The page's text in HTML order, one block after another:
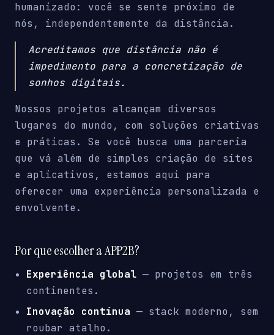
humanizado: você se sente próximo de
nós, independentemente da distância.
Acreditamos que distância não é
impedimento para a concretização de
sonhos digitais.
Nossos projetos alcançam diversos
lugares do mundo, com soluções criativas
e práticas. Se você busca uma parceria
que vá além de simples criação de sites
e aplicativos, estamos aqui para
oferecer uma experiência personalizada e
envolvente.
Por que escolher a APP2B?
Experiência global — projetos em três
continentes.
Inovação contínua — stack moderno, sem
roubar atalho.